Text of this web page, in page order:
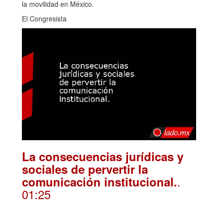
la movilidad en México.
El Congresista
La consecuencias jurídicas y
sociales de pervertir la
comunicación institucional..
01:25